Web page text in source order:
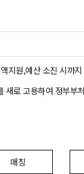
지원,예산 소진 시까지
새로 고용하여 정부부
매칭